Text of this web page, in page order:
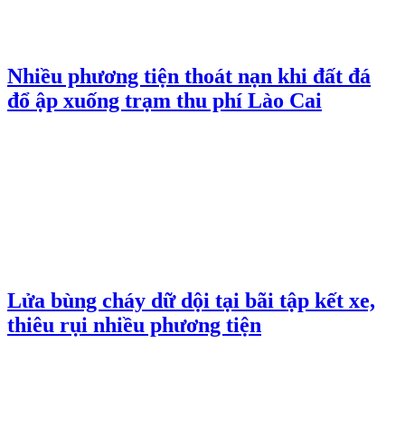
Nhiều phương tiện thoát nạn khi đất đá
đổ ập xuống trạm thu phí Lào Cai
Lửa bùng cháy dữ dội tại bãi tập kết xe,
thiêu rụi nhiều phương tiện